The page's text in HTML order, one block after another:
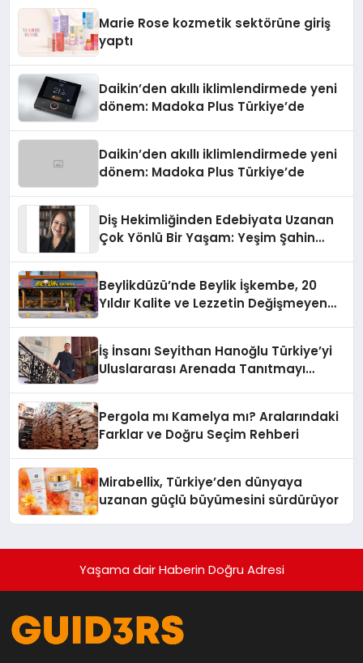
Marie Rose kozmetik sektörüne giriş
yaptı
Daikin’den akıllı iklimlendirmede yeni
dönem: Madoka Plus Türkiye’de
Daikin’den akıllı iklimlendirmede yeni
dönem: Madoka Plus Türkiye’de
Diş Hekimliğinden Edebiyata Uzanan
Çok Yönlü Bir Yaşam: Yeşim Şahin
Beylikdüzü’nde Beylik İşkembe, 20
Yıldır Kalite ve Lezzetin Değişmeyen
İş İnsanı Seyithan Hanoğlu Türkiye’yi
Uluslararası Arenada Tanıtmayı
Pergola mı Kamelya mı? Aralarındaki
Farklar ve Doğru Seçim Rehberi
Mirabellix, Türkiye’den dünyaya
uzanan güçlü büyümesini sürdürüyor
Yaşama dair Haberin Doğru Adresi